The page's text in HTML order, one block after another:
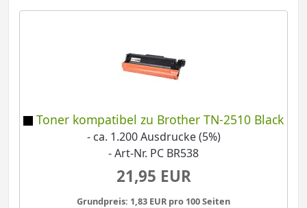
Toner kompatibel zu Brother TN-2510 Black
- ca. 1.200 Ausdrucke (5%)
- Art-Nr. PC BR538
21,95 EUR
Grundpreis: 1,83 EUR pro 100 Seiten